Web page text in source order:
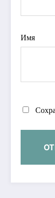
Имя